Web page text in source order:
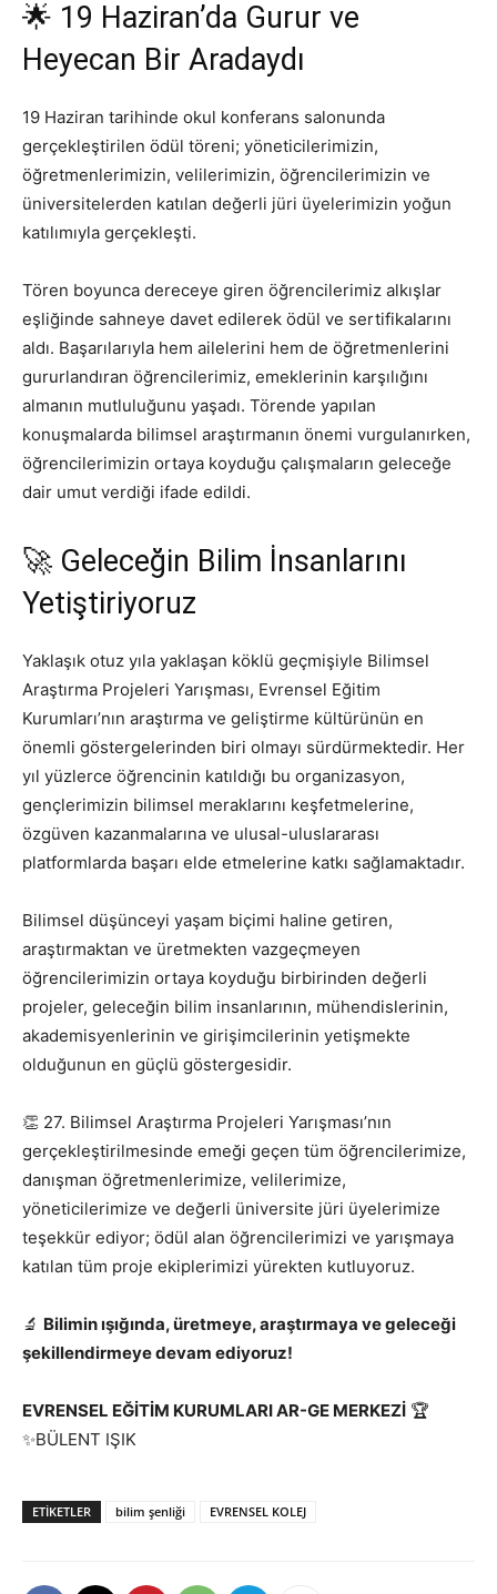
🌟 19 Haziran’da Gurur ve
Heyecan Bir Aradaydı
19 Haziran tarihinde okul konferans salonunda
gerçekleştirilen ödül töreni; yöneticilerimizin,
öğretmenlerimizin, velilerimizin, öğrencilerimizin ve
üniversitelerden katılan değerli jüri üyelerimizin yoğun
katılımıyla gerçekleşti.
Tören boyunca dereceye giren öğrencilerimiz alkışlar
eşliğinde sahneye davet edilerek ödül ve sertifikalarını
aldı. Başarılarıyla hem ailelerini hem de öğretmenlerini
gururlandıran öğrencilerimiz, emeklerinin karşılığını
almanın mutluluğunu yaşadı. Törende yapılan
konuşmalarda bilimsel araştırmanın önemi vurgulanırken,
öğrencilerimizin ortaya koyduğu çalışmaların geleceğe
dair umut verdiği ifade edildi.
🚀 Geleceğin Bilim İnsanlarını
Yetiştiriyoruz
Yaklaşık otuz yıla yaklaşan köklü geçmişiyle Bilimsel
Araştırma Projeleri Yarışması, Evrensel Eğitim
Kurumları’nın araştırma ve geliştirme kültürünün en
önemli göstergelerinden biri olmayı sürdürmektedir. Her
yıl yüzlerce öğrencinin katıldığı bu organizasyon,
gençlerimizin bilimsel meraklarını keşfetmelerine,
özgüven kazanmalarına ve ulusal-uluslararası
platformlarda başarı elde etmelerine katkı sağlamaktadır.
Bilimsel düşünceyi yaşam biçimi haline getiren,
araştırmaktan ve üretmekten vazgeçmeyen
öğrencilerimizin ortaya koyduğu birbirinden değerli
projeler, geleceğin bilim insanlarının, mühendislerinin,
akademisyenlerinin ve girişimcilerinin yetişmekte
olduğunun en güçlü göstergesidir.
👏 27. Bilimsel Araştırma Projeleri Yarışması’nın
gerçekleştirilmesinde emeği geçen tüm öğrencilerimize,
danışman öğretmenlerimize, velilerimize,
yöneticilerimize ve değerli üniversite jüri üyelerimize
teşekkür ediyor; ödül alan öğrencilerimizi ve yarışmaya
katılan tüm proje ekiplerimizi yürekten kutluyoruz.
🔬 Bilimin ışığında, üretmeye, araştırmaya ve geleceği
şekillendirmeye devam ediyoruz!
EVRENSEL EĞİTİM KURUMLARI AR-GE MERKEZİ 🏆
✨BÜLENT IŞIK
ETIKETLER bilim şenliği EVRENSEL KOLEJ